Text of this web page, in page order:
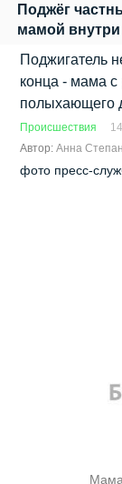
Поджёг
мамой
Поджигатель
конца - мама с
полыхающего
Происшествия
Автор:Анна
фото пресс-
Мама